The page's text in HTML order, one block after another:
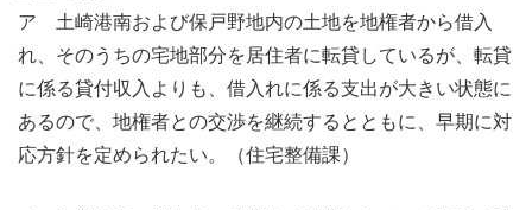
ア 土崎港南および保戸野地内の土地を地権者から借入
れ、そのうちの宅地部分を居住者に転貸しているが、転貸
に係る貸付収入よりも、借入れに係る支出が大きい状態に
あるので、地権者との交渉を継続するとともに、早期に対
応方針を定められたい。（住宅整備課）